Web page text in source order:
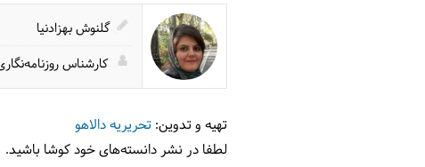
گلنوش بهزادنیا
کارشناس
تهیه و تدوین: تحریریه دالاهو
لطفا در نشر دانسته‌های خود کوشا باشید.